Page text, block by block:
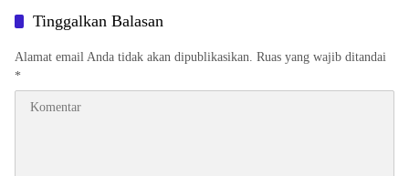
Tinggalkan Balasan
Alamat email Anda tidak akan dipublikasikan. Ruas yang wajib ditandai
*